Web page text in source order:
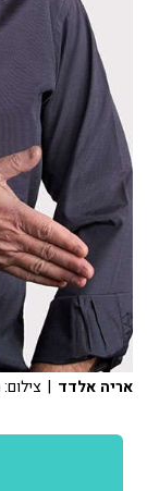
אריה אלדד | צילום: 103fm